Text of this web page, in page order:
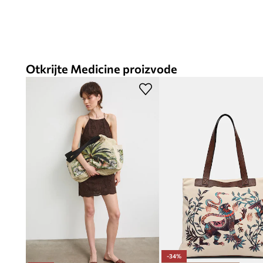
Otkrijte Medicine proizvode
-34%